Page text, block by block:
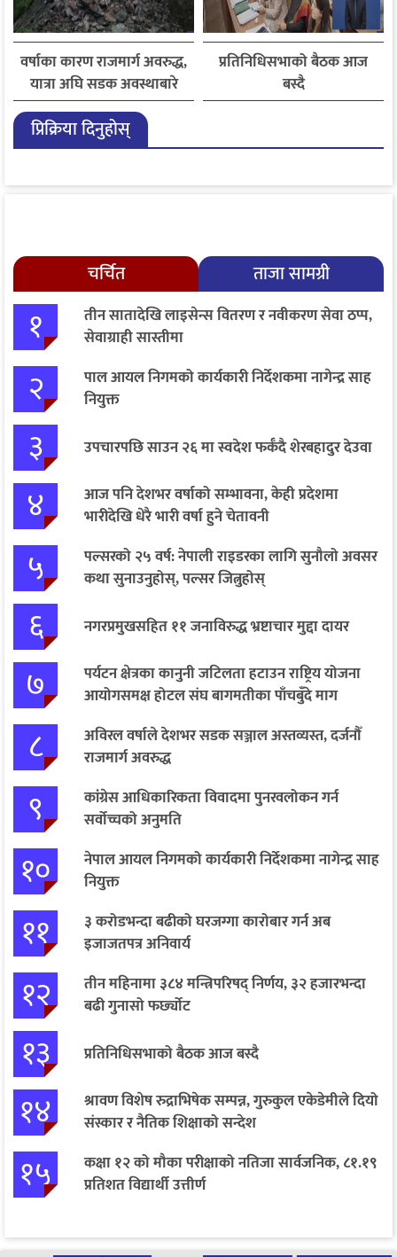
वर्षाका कारण राजमार्ग अवरुद्ध,
यात्रा अघि सडक अवस्थाबारे
जानकारी लिन आग्रह
प्रतिनिधिसभाको बैठक आज
बस्दै
प्रिक्रिया दिनुहोस्
चर्चित ताजा सामग्री
१
तीन सातादेखि लाइसेन्स वितरण र नवीकरण सेवा ठप्प,
सेवाग्राही सास्तीमा
२
पाल आयल निगमको कार्यकारी निर्देशकमा नागेन्द्र साह
नियुक्त
३ उपचारपछि साउन २६ मा स्वदेश फर्कँदै शेरबहादुर देउवा
४
आज पनि देशभर वर्षाको सम्भावना, केही प्रदेशमा
भारीदेखि धेरै भारी वर्षा हुने चेतावनी
५
पल्सरको २५ वर्ष: नेपाली राइडरका लागि सुनौलो अवसर
कथा सुनाउनुहोस्, पल्सर जित्नुहोस्
६ नगरप्रमुखसहित ११ जनाविरुद्ध भ्रष्टाचार मुद्दा दायर
७
पर्यटन क्षेत्रका कानुनी जटिलता हटाउन राष्ट्रिय योजना
आयोगसमक्ष होटल संघ बागमतीका पाँचबुँदे माग
८
अविरल वर्षाले देशभर सडक सञ्जाल अस्तव्यस्त, दर्जनौँ
राजमार्ग अवरुद्ध
९
कांग्रेस आधिकारिकता विवादमा पुनरवलोकन गर्न
सर्वोच्चको अनुमति
१०
नेपाल आयल निगमको कार्यकारी निर्देशकमा नागेन्द्र साह
नियुक्त
११
३ करोडभन्दा बढीको घरजग्गा कारोबार गर्न अब
इजाजतपत्र अनिवार्य
१२
तीन महिनामा ३८४ मन्त्रिपरिषद् निर्णय, ३२ हजारभन्दा
बढी गुनासो फर्छ्योट
१३ प्रतिनिधिसभाको बैठक आज बस्दै
१४
श्रावण विशेष रुद्राभिषेक सम्पन्न, गुरुकुल एकेडेमीले दियो
संस्कार र नैतिक शिक्षाको सन्देश
१५
कक्षा १२ को मौका परीक्षाको नतिजा सार्वजनिक, ८१.१९
प्रतिशत विद्यार्थी उत्तीर्ण